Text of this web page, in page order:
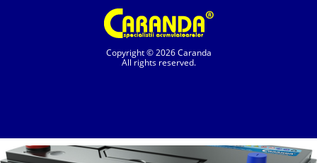
Copyright © 2026 Caranda
All rights reserved.